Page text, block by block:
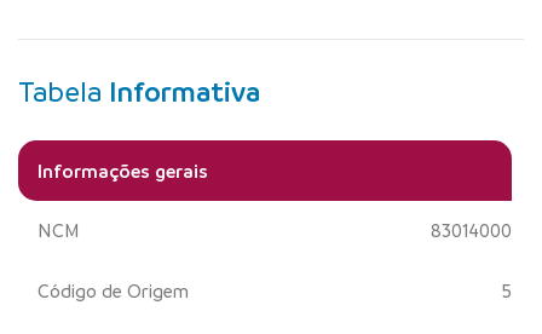
Tabela Informativa
Informações gerais
NCM 83014000
Código de Origem 5